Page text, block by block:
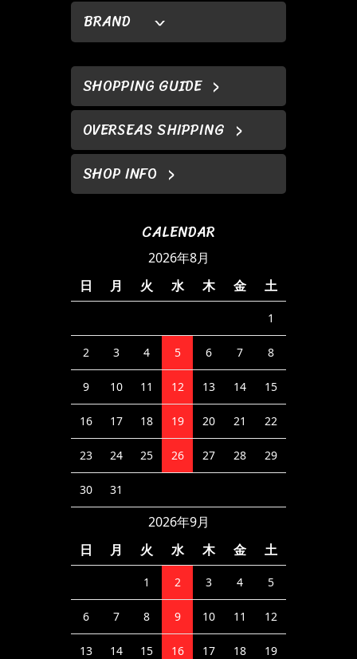
BRAND
SHOPPING GUIDE
OVERSEAS SHIPPING
SHOP INFO
CALENDAR
2026年8月
日
月 火 水 木 金 土
1
2 3 4 5 6 7 8
9 10 11 12 13 14 15
16 17 18 19 20 21 22
23 24 25 26 27 28 29
30 31
2026年9月
日
月 火 水 木 金 土
1 2 3 4 5
6 7 8 9 10 11 12
13 14 15 16 17 18 19